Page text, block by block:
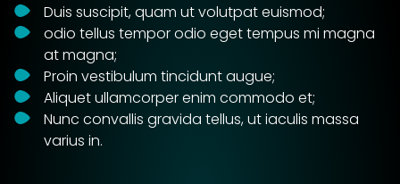
Duis suscipit, quam ut volutpat euismod;
odio tellus tempor odio eget tempus mi magna
at magna;
Proin vestibulum tincidunt augue;
Aliquet ullamcorper enim commodo et;
Nunc convallis gravida tellus, ut iaculis massa
varius in.